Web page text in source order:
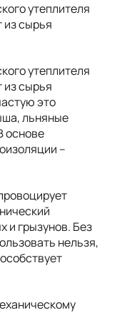
утеплителя
из сырья
утеплителя
из сырья
это
льняные
основе
–
и грызунов. Без
нельзя,